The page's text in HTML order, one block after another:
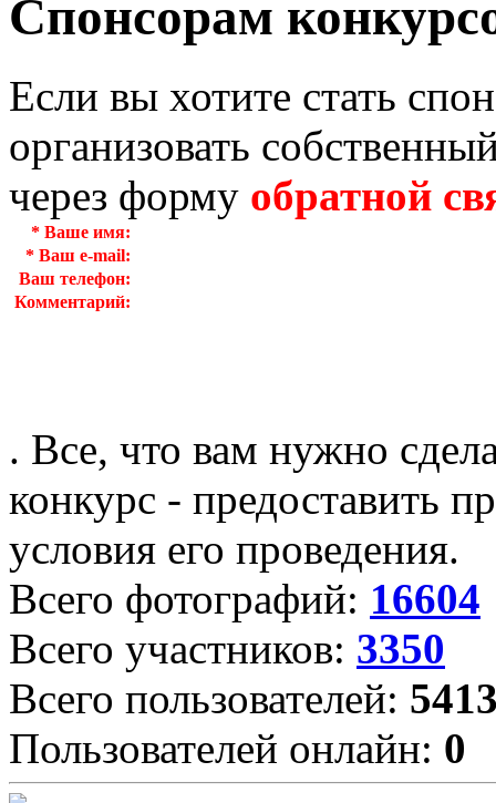
Спонсорам
Если вы хотите стать
организовать
через форму обратной
* Ваше имя:
* Ваш e-mail:
Ваш телефон:
Комментарий:
. Все, что вам нужно
конкурс - предоставить
условия его проведения.
Всего фотографий: 16604
Всего участников: 3350
Всего пользователей:
Пользователей онлайн: 0